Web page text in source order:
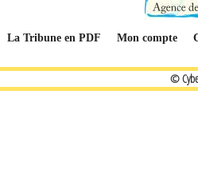
La Tribune en PDF Mon compte
©